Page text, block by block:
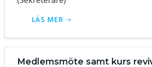
LÄS MER
Medlemsmöte samt kurs